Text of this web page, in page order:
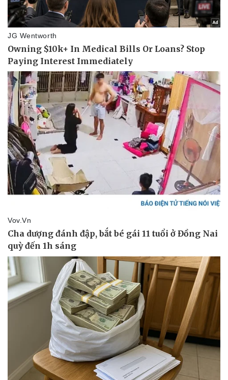
Du lịch
Tư vấn
Săn Tour
Podcast
Câu chuyện thời sự
Đọc truyện đêm khuya
Cửa sổ tình yêu
Kể chuyện cho bé
Hạt giống tâm hồn